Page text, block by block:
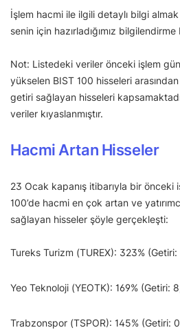
İşlem hacmi ile ilgili detaylı bilgi
senin için hazırladığımız
Not: Listedeki veriler önceki işlem
yükselen BIST 100 hisseleri
getiri sağlayan hisseleri
veriler kıyaslanmıştır.
Hacmi Artan Hisseler
23 Ocak kapanış itibarıyla bir önceki
100’de hacmi en çok artan ve
sağlayan hisseler şöyle gerçekleşti:
Tureks Turizm (TUREX): 323% (Getiri:
Yeo Teknoloji (YEOTK): 169% (Getiri:
Trabzonspor (TSPOR): 145% (Getiri: